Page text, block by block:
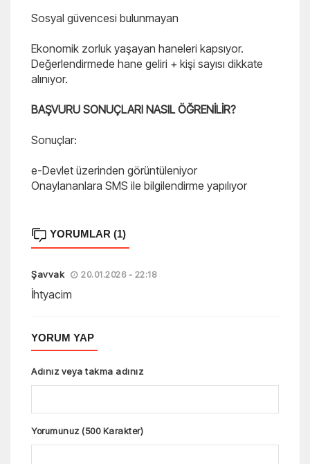
Sosyal güvencesi bulunmayan
Ekonomik zorluk yaşayan haneleri kapsıyor.
Değerlendirmede hane geliri + kişi sayısı dikkate
alınıyor.
BAŞVURU SONUÇLARI NASIL ÖĞRENİLİR?
Sonuçlar:
e-Devlet üzerinden görüntüleniyor
Onaylananlara SMS ile bilgilendirme yapılıyor
YORUMLAR (1)
Şavvak 20.01.2026 - 22:18
İhtyacim
YORUM YAP
Adınız veya takma adınız
Yorumunuz (500 Karakter)